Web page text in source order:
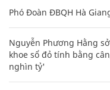
Phó Đoàn ĐBQH Hà
Nguyễn Phương Hằng
khoe sổ đỏ tính bằng
nghìn tỷ'